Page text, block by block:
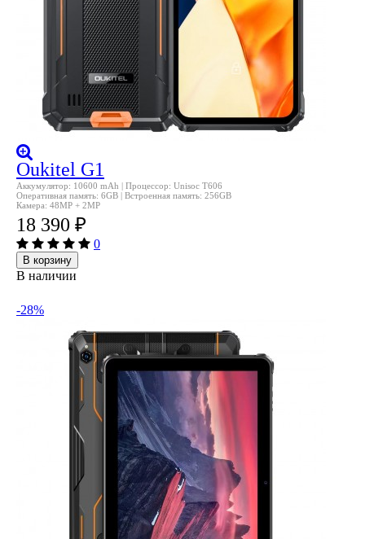
Oukitel G1
Аккумулятор: 10600 mAh | Процессор: Unisoc T606
Оперативная память: 6GB | Встроенная память: 256GB
Камера: 48MP + 2MP
18 390 ₽
0
В корзину
В наличии
-28%